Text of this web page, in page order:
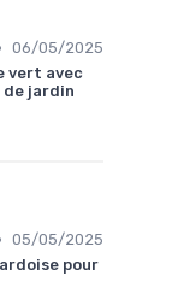
06/05/2025
vert avec
de jardin
05/05/2025
pour